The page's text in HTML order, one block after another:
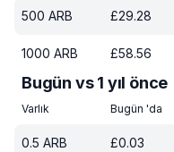
500 ARB £29.28
1000 ARB £58.56
Bugün vs 1 yıl önce
Varlık Bugün 'da
0.5 ARB £0.03